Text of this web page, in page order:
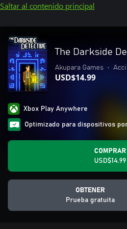
Saltar al contenido principal
The Darkside
Akupara Games •
USD$14.99
Xbox Play Anywhere
Optimizado para dispositivos
COMPRAR
USD$14.99
OBTENER
Prueba gratuita